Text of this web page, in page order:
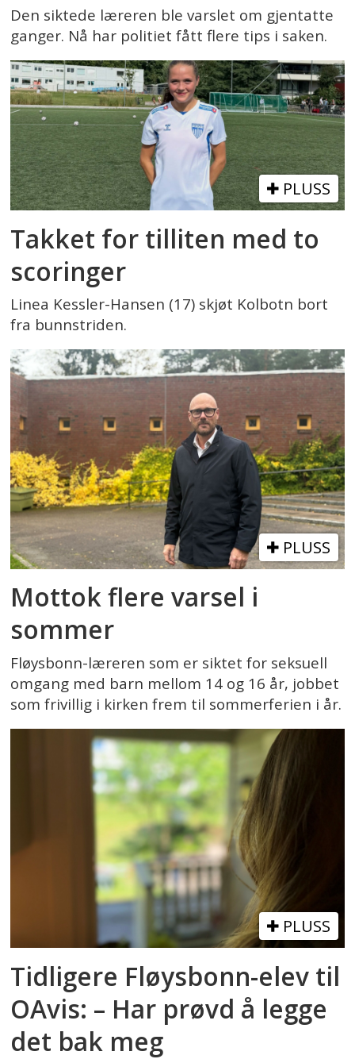
Den siktede læreren ble varslet om gjentatte
ganger. Nå har politiet fått flere tips i saken.
PLUSS
Takket for tilliten med to
scoringer
Linea Kessler-Hansen (17) skjøt Kolbotn bort
fra bunnstriden.
PLUSS
Mottok flere varsel i
sommer
Fløysbonn-læreren som er siktet for seksuell
omgang med barn mellom 14 og 16 år, jobbet
som frivillig i kirken frem til sommerferien i år.
PLUSS
Tidligere Fløysbonn-elev til
OAvis: – Har prøvd å legge
det bak meg